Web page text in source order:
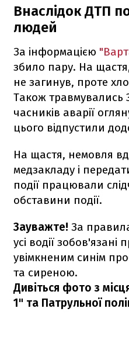
Внаслідок ДТП
людей
За інформацією
збило пару. На
не загинув, проте
Також травмувались
часників аварії
цього відпустили
На щастя, немовля
медзакладу і
події працювали
обставини події.
Зауважте! За
усі водії зобов'язані
увімкненим синім
та сиреною.
Дивіться фото з
1" та Патрульної